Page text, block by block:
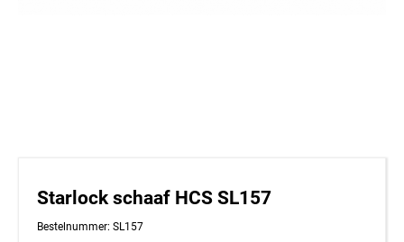
Starlock schaaf HCS SL157
Bestelnummer: SL157